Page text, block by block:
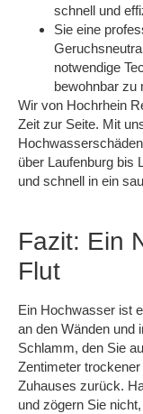
schnell und
Sie eine
notwendige
bewohnbar zu
Wir von Hochrhein
Zeit zur Seite. Mit
über Laufenburg bis
und schnell in ein
Fazit: Ein
Flut
Ein Hochwasser ist
an den Wänden und
Schlamm, den Sie
Zentimeter
Zuhauses zurück.
und zögern Sie